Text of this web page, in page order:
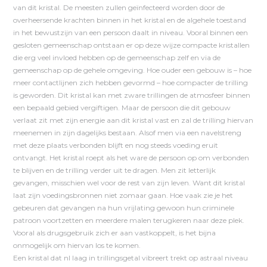
van dit kristal. De meesten zullen geïnfecteerd worden door de
overheersende krachten binnen in het kristal en de algehele toestand
in het bewustzijn van een persoon daalt in niveau. Vooral binnen een
gesloten gemeenschap ontstaan er op deze wijze compacte kristallen
die erg veel invloed hebben op de gemeenschap zelf en via de
gemeenschap op de gehele omgeving. Hoe ouder een gebouw is – hoe
meer contactlijnen zich hebben gevormd – hoe compacter de trilling
is geworden. Dit kristal kan met zware trillingen de atmosfeer binnen
een bepaald gebied vergiftigen. Maar de persoon die dit gebouw
verlaat zit met zijn energie aan dit kristal vast en zal de trilling hiervan
meenemen in zijn dagelijks bestaan. Alsof men via een navelstreng
met deze plaats verbonden blijft en nog steeds voeding eruit
ontvangt. Het kristal roept als het ware de persoon op om verbonden
te blijven en de trilling verder uit te dragen. Men zit letterlijk
gevangen, misschien wel voor de rest van zijn leven. Want dit kristal
laat zijn voedingsbronnen niet zomaar gaan. Hoe vaak zie je het
gebeuren dat gevangen na hun vrijlating gewoon hun criminele
patroon voortzetten en meerdere malen terugkeren naar deze plek.
Vooral als drugsgebruik zich er aan vastkoppelt, is het bijna
onmogelijk om hiervan los te komen.
Een kristal dat nl laag in trillingsgetal vibreert trekt op astraal niveau